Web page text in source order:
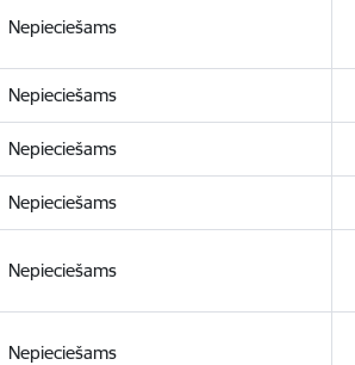
Nepieciešams
Nepieciešams
Nepieciešams
Nepieciešams
Nepieciešams
Nepieciešams